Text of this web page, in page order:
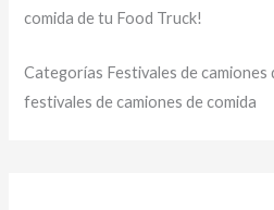
comida de tu Food Truck!
Categorías Festivales de camiones
festivales de camiones de comida